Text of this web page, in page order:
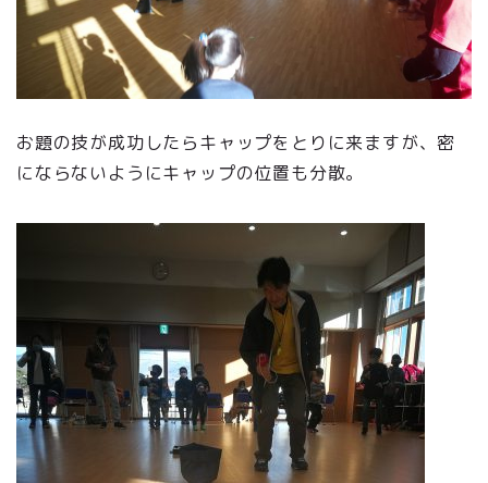
お題の技が成功したらキャップをとりに来ますが、密
にならないようにキャップの位置も分散。